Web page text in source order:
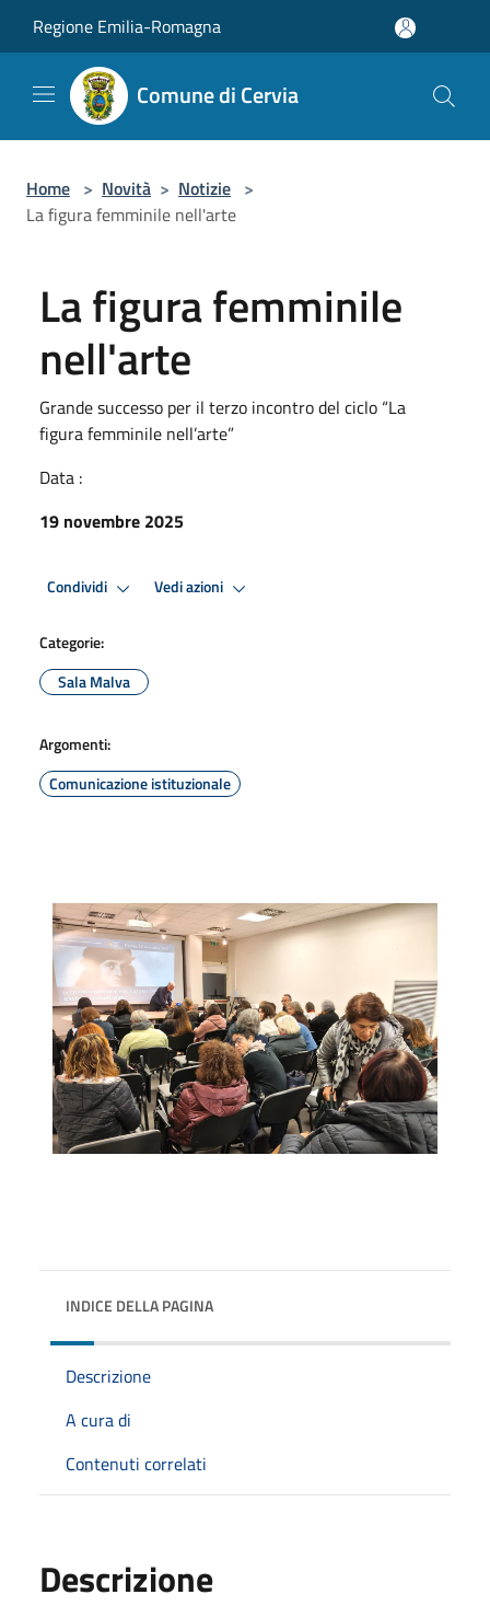
Regione Emilia-Romagna
Comune di Cervia
Home > Novità > Notizie >
La figura femminile nell'arte
La figura femminile
nell'arte
Grande successo per il terzo incontro del ciclo “La
figura femminile nell’arte”
Data :
19 novembre 2025
Condividi Vedi azioni
Categorie:
Sala Malva
Argomenti:
Comunicazione istituzionale
INDICE DELLA PAGINA
Descrizione
A cura di
Contenuti correlati
Descrizione